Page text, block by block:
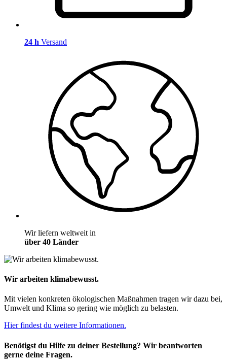
24 h Versand
Wir liefern weltweit in
über 40 Länder
Wir arbeiten klimabewusst.
Mit vielen konkreten ökologischen Maßnahmen tragen wir dazu bei,
Umwelt und Klima so gering wie möglich zu belasten.
Hier findest du weitere Informationen.
Benötigst du Hilfe zu deiner Bestellung? Wir beantworten
gerne deine Fragen.